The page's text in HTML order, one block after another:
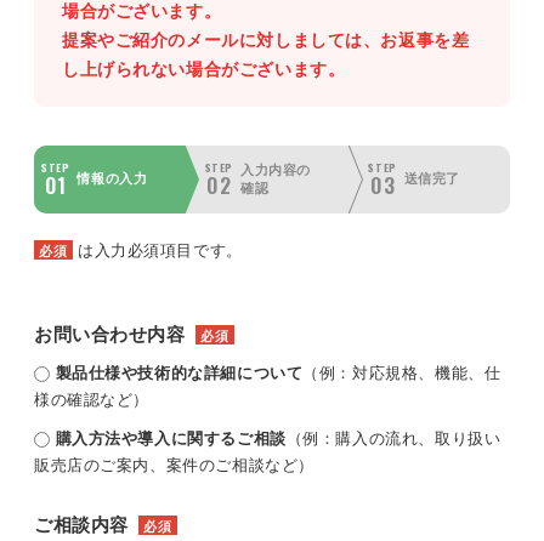
場合がございます。
提案やご紹介のメールに対しましては、お返事を差
し上げられない場合がございます。
STEP
01 情報の入力
STEP
02
入力内容の
確認
STEP
03 送信完了
必須 は入力必須項目です。
お問い合わせ内容 必須
製品仕様や技術的な詳細について （例：対応規格、機能、仕
様の確認など）
購入方法や導入に関するご相談 （例：購入の流れ、取り扱い
販売店のご案内、案件のご相談など）
ご相談内容 必須